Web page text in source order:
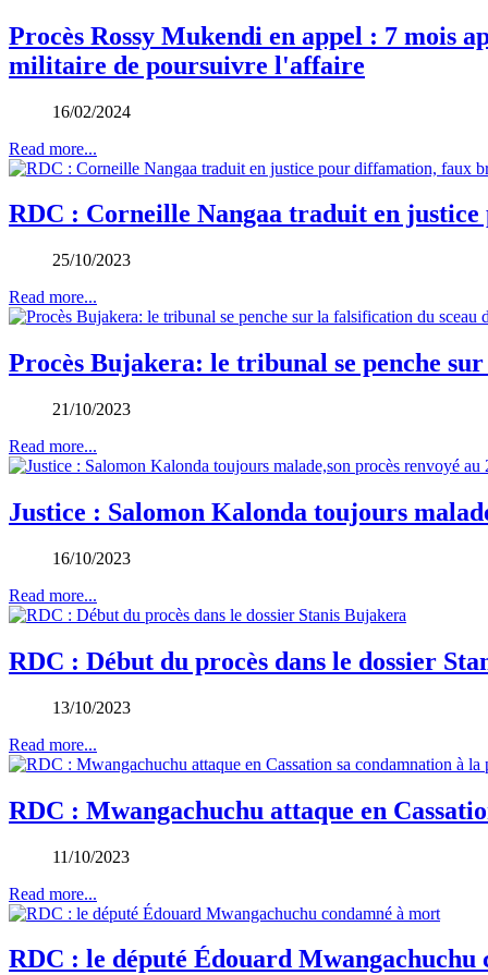
Procès Rossy Mukendi en appel : 7 mois
militaire de poursuivre l'affaire
16/02/2024
Read more...
RDC : Corneille Nangaa traduit en
25/10/2023
Read more...
Procès Bujakera: le tribunal se penche
21/10/2023
Read more...
Justice : Salomon Kalonda toujours
16/10/2023
Read more...
RDC : Début du procès dans le dossier
13/10/2023
Read more...
RDC : Mwangachuchu attaque en
11/10/2023
Read more...
RDC : le député Édouard Mwangachuchu